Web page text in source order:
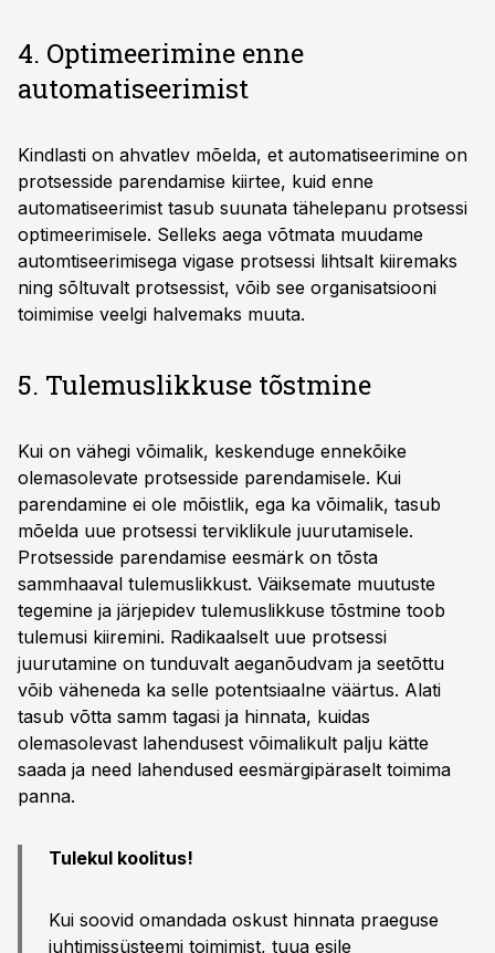
4. Optimeerimine enne
automatiseerimist
Kindlasti on ahvatlev mõelda, et automatiseerimine on
protsesside parendamise kiirtee, kuid enne
automatiseerimist tasub suunata tähelepanu protsessi
optimeerimisele. Selleks aega võtmata muudame
automtiseerimisega vigase protsessi lihtsalt kiiremaks
ning sõltuvalt protsessist, võib see organisatsiooni
toimimise veelgi halvemaks muuta.
5. Tulemuslikkuse tõstmine
Kui on vähegi võimalik, keskenduge ennekõike
olemasolevate protsesside parendamisele. Kui
parendamine ei ole mõistlik, ega ka võimalik, tasub
mõelda uue protsessi terviklikule juurutamisele.
Protsesside parendamise eesmärk on tõsta
sammhaaval tulemuslikkust. Väiksemate muutuste
tegemine ja järjepidev tulemuslikkuse tõstmine toob
tulemusi kiiremini. Radikaalselt uue protsessi
juurutamine on tunduvalt aeganõudvam ja seetõttu
võib väheneda ka selle potentsiaalne väärtus. Alati
tasub võtta samm tagasi ja hinnata, kuidas
olemasolevast lahendusest võimalikult palju kätte
saada ja need lahendused eesmärgipäraselt toimima
panna.
Tulekul koolitus!
Kui soovid omandada oskust hinnata praeguse
juhtimissüsteemi toimimist, tuua esile